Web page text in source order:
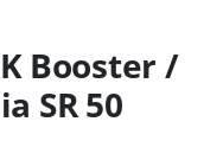
Booster /
SR 50